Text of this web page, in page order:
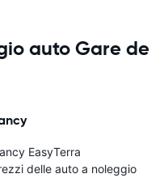
auto Gare de
EasyTerra
delle auto a noleggio